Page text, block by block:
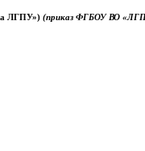
ЛГПУ») (приказ ФГБОУ ВО